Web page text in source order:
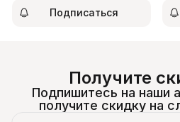
Подписаться
Получите
Подпишитесь на наши
получите скидку на